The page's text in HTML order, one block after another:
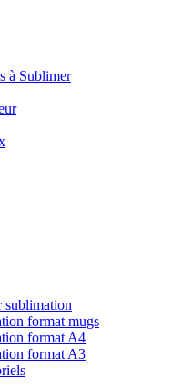
à Sublimer
sublimation
format mugs
format A4
format A3